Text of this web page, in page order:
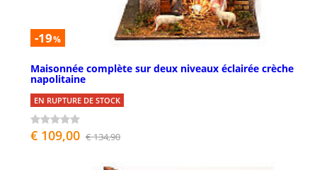
-19%
Maisonnée complète sur deux niveaux éclairée crèche
napolitaine
EN RUPTURE DE STOCK
€ 109,00 € 134,90